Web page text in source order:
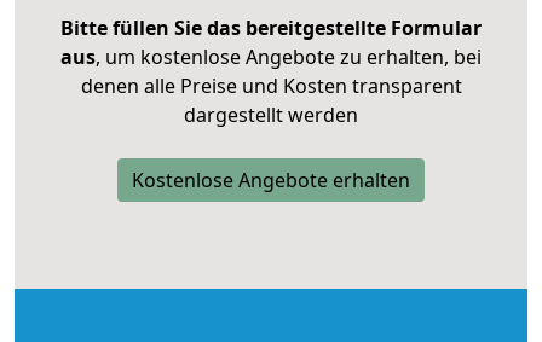
Bitte füllen Sie das bereitgestellte Formular
aus, um kostenlose Angebote zu erhalten, bei
denen alle Preise und Kosten transparent
dargestellt werden
Kostenlose Angebote erhalten